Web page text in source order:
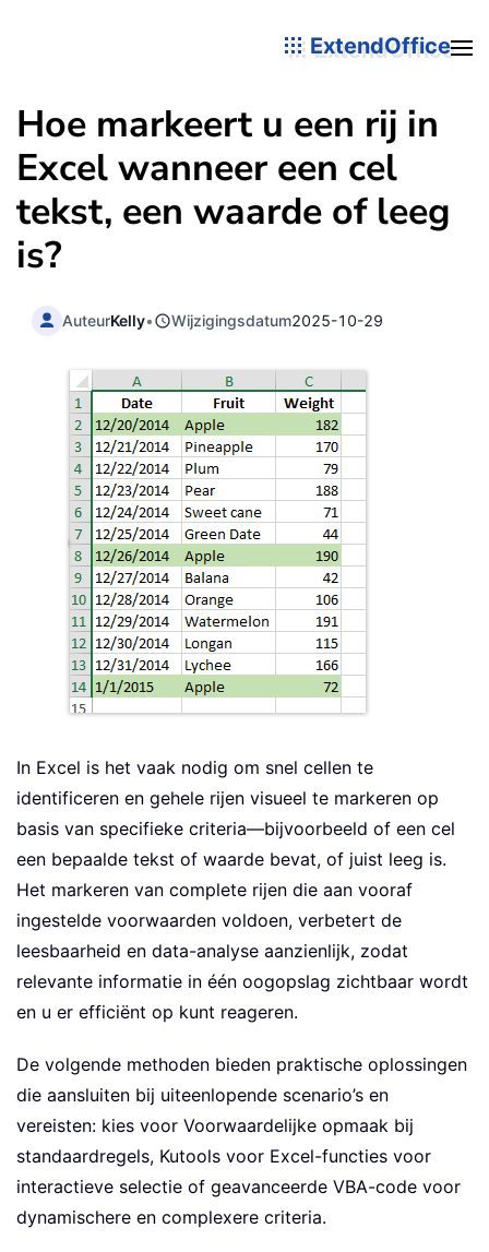
ExtendOffice
Hoe markeert u een rij in
Excel wanneer een cel
tekst, een waarde of leeg
is?
AuteurKelly• Wijzigingsdatum2025-10-29
In Excel is het vaak nodig om snel cellen te
identificeren en gehele rijen visueel te markeren op
basis van specifieke criteria—bijvoorbeeld of een cel
een bepaalde tekst of waarde bevat, of juist leeg is.
Het markeren van complete rijen die aan vooraf
ingestelde voorwaarden voldoen, verbetert de
leesbaarheid en data-analyse aanzienlijk, zodat
relevante informatie in één oogopslag zichtbaar wordt
en u er efficiënt op kunt reageren.
De volgende methoden bieden praktische oplossingen
die aansluiten bij uiteenlopende scenario’s en
vereisten: kies voor Voorwaardelijke opmaak bij
standaardregels, Kutools voor Excel-functies voor
interactieve selectie of geavanceerde VBA-code voor
dynamischere en complexere criteria.